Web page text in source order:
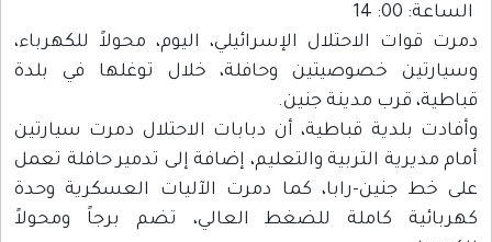
الساعة: 00: 14
دمرت قوات الاحتلال الإسرائيلي، اليوم، محولاً للكهرباء،
وسيارتين خصوصيتين وحافلة، خلال توغلها في بلدة
قباطية، قرب مدينة جنين.
وأفادت بلدية قباطية، أن دبابات الاحتلال دمرت سيارتين
أمام مديرية التربية والتعليم، إضافة إلى تدمير حافلة تعمل
على خط جنين-رابا، كما دمرت الآليات العسكرية وحدة
كهربائية كاملة للضغط العالي، تضم برجاً ومحولاً